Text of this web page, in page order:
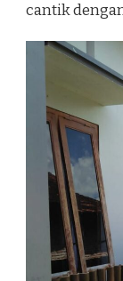
cantik